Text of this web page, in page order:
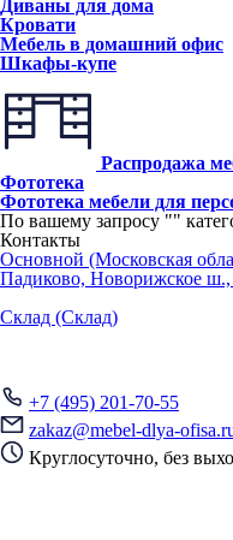
Диваны для дома
Кровати
Мебель в домашний офис
Шкафы-купе
Распродажа
Фототека
Фототека мебели для
По вашему запросу ""
Контакты
Основной (Московская
Падиково, Новорижское
Склад (Склад)
+7 (495) 201-70-55
zakaz@mebel-dlya-
Круглосуточно, без